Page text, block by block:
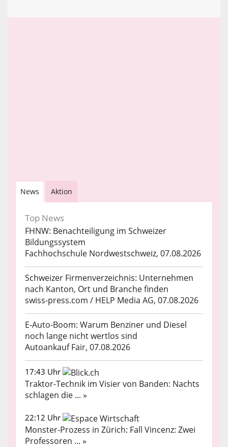
News Aktion
Top News
FHNW: Benachteiligung im Schweizer
Bildungssystem
Fachhochschule Nordwestschweiz, 07.08.2026
Schweizer Firmenverzeichnis: Unternehmen
nach Kanton, Ort und Branche finden
swiss-press.com / HELP Media AG, 07.08.2026
E-Auto-Boom: Warum Benziner und Diesel
noch lange nicht wertlos sind
Autoankauf Fair, 07.08.2026
17:43 Uhr
Traktor-Technik im Visier von Banden: Nachts
schlagen die ... »
22:12 Uhr
Monster-Prozess in Zürich: Fall Vincenz: Zwei
Professoren ... »